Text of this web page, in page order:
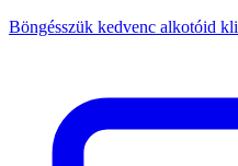
Böngésszük kedvenc alkotóid